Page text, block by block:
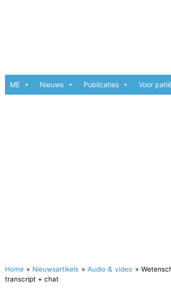
ME Nieuws Publicaties Voor
Home » Nieuwsartikels » Audio & video »
transcript + chat